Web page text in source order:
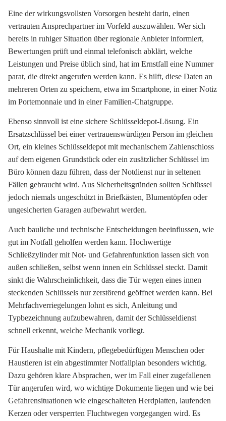
Eine der wirkungsvollsten Vorsorgen besteht darin, einen
vertrauten Ansprechpartner im Vorfeld auszuwählen. Wer sich
bereits in ruhiger Situation über regionale Anbieter informiert,
Bewertungen prüft und einmal telefonisch abklärt, welche
Leistungen und Preise üblich sind, hat im Ernstfall eine Nummer
parat, die direkt angerufen werden kann. Es hilft, diese Daten an
mehreren Orten zu speichern, etwa im Smartphone, in einer Notiz
im Portemonnaie und in einer Familien-Chatgruppe.
Ebenso sinnvoll ist eine sichere Schlüsseldepot-Lösung. Ein
Ersatzschlüssel bei einer vertrauenswürdigen Person im gleichen
Ort, ein kleines Schlüsseldepot mit mechanischem Zahlenschloss
auf dem eigenen Grundstück oder ein zusätzlicher Schlüssel im
Büro können dazu führen, dass der Notdienst nur in seltenen
Fällen gebraucht wird. Aus Sicherheitsgründen sollten Schlüssel
jedoch niemals ungeschützt in Briefkästen, Blumentöpfen oder
ungesicherten Garagen aufbewahrt werden.
Auch bauliche und technische Entscheidungen beeinflussen, wie
gut im Notfall geholfen werden kann. Hochwertige
Schließzylinder mit Not- und Gefahrenfunktion lassen sich von
außen schließen, selbst wenn innen ein Schlüssel steckt. Damit
sinkt die Wahrscheinlichkeit, dass die Tür wegen eines innen
steckenden Schlüssels nur zerstörend geöffnet werden kann. Bei
Mehrfachverriegelungen lohnt es sich, Anleitung und
Typbezeichnung aufzubewahren, damit der Schlüsseldienst
schnell erkennt, welche Mechanik vorliegt.
Für Haushalte mit Kindern, pflegebedürftigen Menschen oder
Haustieren ist ein abgestimmter Notfallplan besonders wichtig.
Dazu gehören klare Absprachen, wer im Fall einer zugefallenen
Tür angerufen wird, wo wichtige Dokumente liegen und wie bei
Gefahrensituationen wie eingeschalteten Herdplatten, laufenden
Kerzen oder versperrten Fluchtwegen vorgegangen wird. Es